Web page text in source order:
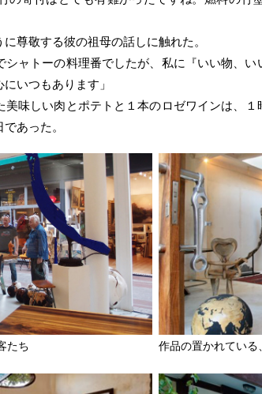
尊敬する彼の祖母の話しに触れた。
シャトーの料理番でしたが、私に『いい物、
いつもあります」
美味しい肉とポテトと１本のロゼワインは、
あった。
たち 作品の置かれてい